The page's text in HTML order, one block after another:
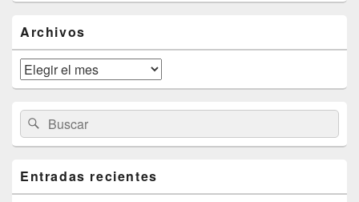
área
de
widget
barra
lateral
primaria
Archivos
Archivos
Buscar
por:
Buscar
Entradas recientes